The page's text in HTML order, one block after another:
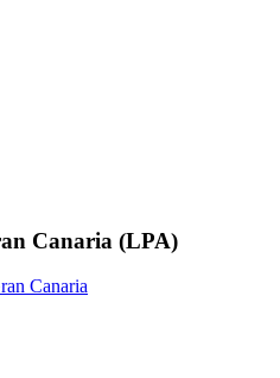
Canaria (LPA)
Canaria